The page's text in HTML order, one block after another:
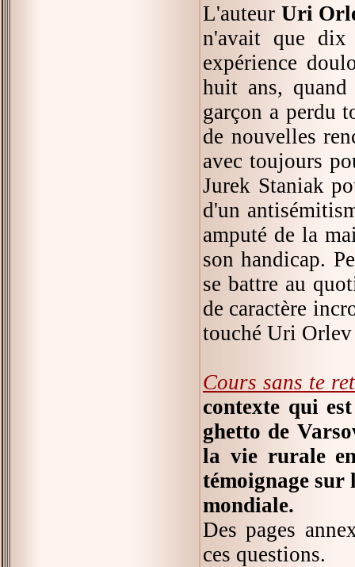
L'auteur Uri
n'avait que dix
expérience
huit ans,
garçon a perdu
de nouvelles
avec toujours
Jurek Staniak
d'un
amputé de la
son handicap.
se battre au
de caractère
touché Uri
Cours sans te
contexte qui
ghetto de
la vie rurale
témoignage sur
mondiale.
Des pages
ces questions.